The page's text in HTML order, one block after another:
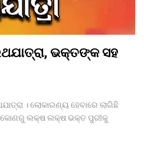
ଭକ୍ତଙ୍କ ସହ
। ଲୋକାରଣ୍ୟ ହେବାରେ ଲାଗିଛି
ଲକ୍ଷ ଲକ୍ଷ ଭକ୍ତ ପୁରୀକୁ